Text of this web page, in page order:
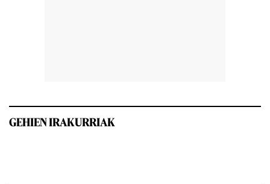
GEHIEN IRAKURRIAK